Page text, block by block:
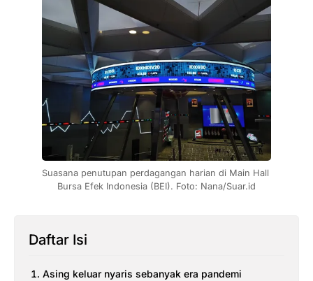
Suasana penutupan perdagangan harian di Main Hall
Bursa Efek Indonesia (BEI). Foto: Nana/Suar.id
Daftar Isi
‎Asing keluar nyaris sebanyak era pandemi